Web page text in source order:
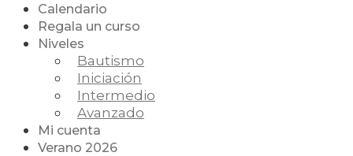
Calendario
Regala un curso
Niveles
Bautismo
Iniciación
Intermedio
Avanzado
Mi cuenta
Verano 2026